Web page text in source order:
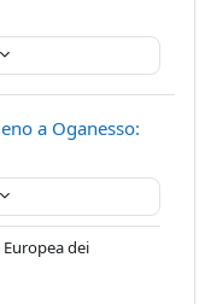
a Oganesso:
dei